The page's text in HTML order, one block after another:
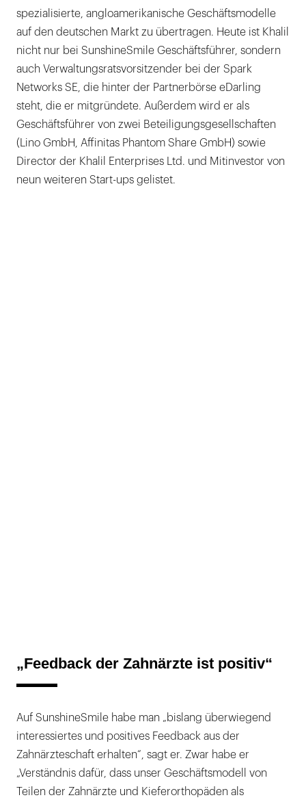
spezialisierte, angloamerikanische Geschäftsmodelle
auf den deutschen Markt zu übertragen. Heute ist Khalil
nicht nur bei SunshineSmile Geschäftsführer, sondern
auch Verwaltungsratsvorsitzender bei der Spark
Networks SE, die hinter der Partnerbörse eDarling
steht, die er mitgründete. Außerdem wird er als
Geschäftsführer von zwei Beteiligungsgesellschaften
(Lino GmbH, Affinitas Phantom Share GmbH) sowie
Director der Khalil Enterprises Ltd. und Mitinvestor von
neun weiteren Start-ups gelistet.
„Feedback der Zahnärzte ist positiv“
Auf SunshineSmile habe man „bislang überwiegend
interessiertes und positives Feedback aus der
Zahnärzteschaft erhalten“, sagt er. Zwar habe er
„Verständnis dafür, dass unser Geschäftsmodell von
Teilen der Zahnärzte und Kieferorthopäden als